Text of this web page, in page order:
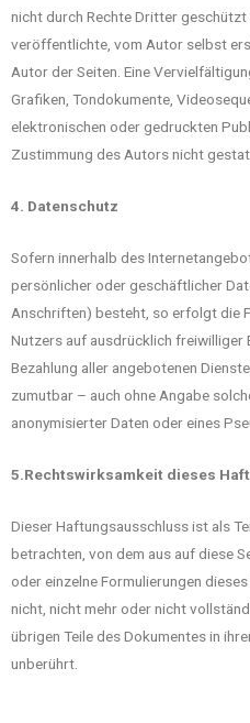
nicht durch Rechte Dritter
veröffentlichte, vom Autor selbst
Autor der Seiten. Eine
Grafiken, Tondokumente,
elektronischen oder gedruckten
Zustimmung des Autors nicht
4. Datenschutz
Sofern innerhalb des
persönlicher oder geschäftlicher
Anschriften) besteht, so erfolgt die
Nutzers auf ausdrücklich freiwilliger
Bezahlung aller angebotenen
zumutbar – auch ohne Angabe
anonymisierter Daten oder eines
5.Rechtswirksamkeit dieses
Dieser Haftungsausschluss ist als
betrachten, von dem aus auf diese
oder einzelne Formulierungen
nicht, nicht mehr oder nicht
übrigen Teile des Dokumentes in
unberührt.